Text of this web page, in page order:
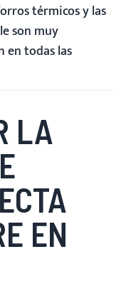
térmicos y las
son muy
en todas las
LA
EN